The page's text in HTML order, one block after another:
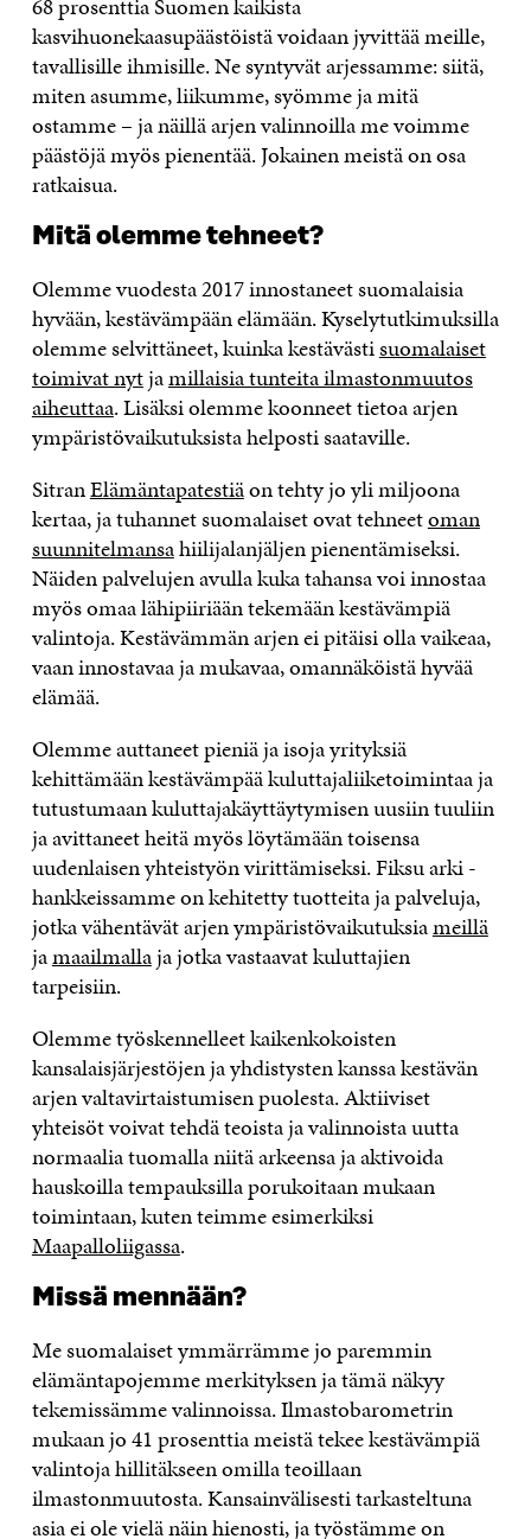
68 prosenttia Suomen kaikista
kasvihuonekaasupäästöistä voidaan jyvittää meille,
tavallisille ihmisille. Ne syntyvät arjessamme: siitä,
miten asumme, liikumme, syömme ja mitä
ostamme – ja näillä arjen valinnoilla me voimme
päästöjä myös pienentää. Jokainen meistä on osa
ratkaisua.
Mitä olemme tehneet?
Olemme vuodesta 2017 innostaneet suomalaisia
hyvään, kestävämpään elämään. Kyselytutkimuksilla
olemme selvittäneet, kuinka kestävästisuomalaiset
toimivat nytjamillaisia tunteita ilmastonmuutos
aiheuttaa. Lisäksi olemme koonneet tietoa arjen
ympäristövaikutuksista helposti saataville.
SitranElämäntapatestiäon tehty jo yli miljoona
kertaa, ja tuhannet suomalaiset ovat tehneetoman
suunnitelmansahiilijalanjäljen pienentämiseksi.
Näiden palvelujen avulla kuka tahansa voi innostaa
myös omaa lähipiiriään tekemään kestävämpiä
valintoja. Kestävämmän arjen ei pitäisi olla vaikeaa,
vaan innostavaa ja mukavaa, omannäköistä hyvää
elämää.
Olemme auttaneet pieniä ja isoja yrityksiä
kehittämään kestävämpää kuluttajaliiketoimintaa ja
tutustumaan kuluttajakäyttäytymisen uusiin tuuliin
ja avittaneet heitä myös löytämään toisensa
uudenlaisen yhteistyön virittämiseksi. Fiksu arki -
hankkeissamme on kehitetty tuotteita ja palveluja,
jotka vähentävät arjen ympäristövaikutuksiameillä
jamaailmallaja jotka vastaavat kuluttajien
tarpeisiin.
Olemme työskennelleet kaikenkokoisten
kansalaisjärjestöjen ja yhdistysten kanssa kestävän
arjen valtavirtaistumisen puolesta. Aktiiviset
yhteisöt voivat tehdä teoista ja valinnoista uutta
normaalia tuomalla niitä arkeensa ja aktivoida
hauskoilla tempauksilla porukoitaan mukaan
toimintaan, kuten teimme esimerkiksi
Maapalloliigassa.
Missä mennään?
Me suomalaiset ymmärrämme jo paremmin
elämäntapojemme merkityksen ja tämä näkyy
tekemissämme valinnoissa. Ilmastobarometrin
mukaan jo 41 prosenttia meistä tekee kestävämpiä
valintoja hillitäkseen omilla teoillaan
ilmastonmuutosta. Kansainvälisesti tarkasteltuna
asia ei ole vielä näin hienosti, ja työstämme on